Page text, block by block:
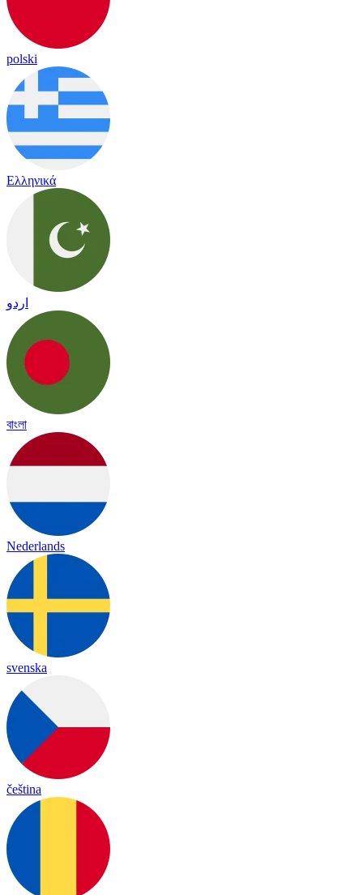
polski
Ελληνικά
اردو
বাংলা
Nederlands
svenska
čeština